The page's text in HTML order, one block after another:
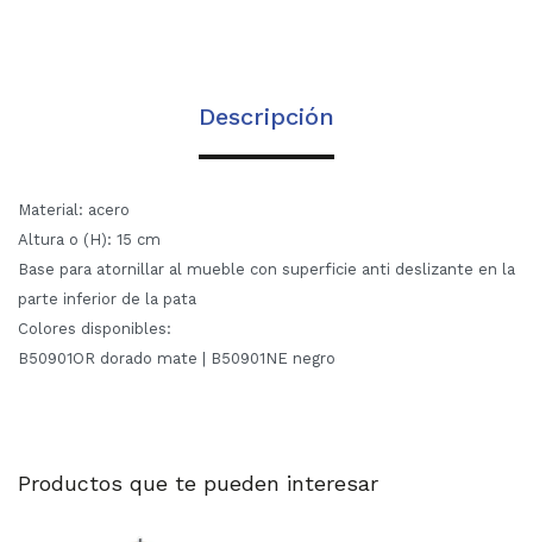
Descripción
Material: acero
Altura o (H): 15 cm
Base para atornillar al mueble con superficie anti deslizante en la
parte inferior de la pata
Colores disponibles:
B50901OR dorado mate | B50901NE negro
Productos que te pueden interesar